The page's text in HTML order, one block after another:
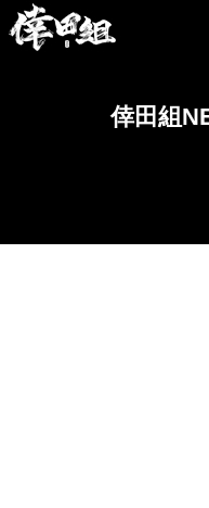
倖田組